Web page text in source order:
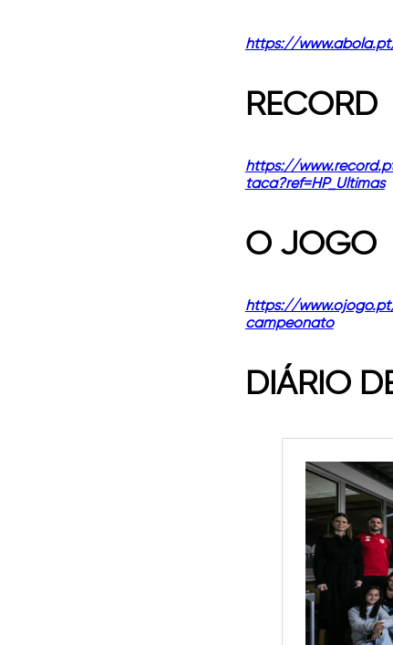
https://
RECORD
https://
taca?ref=HP_Ultimas
O JOGO
https://
campeonato
DIÁRIO